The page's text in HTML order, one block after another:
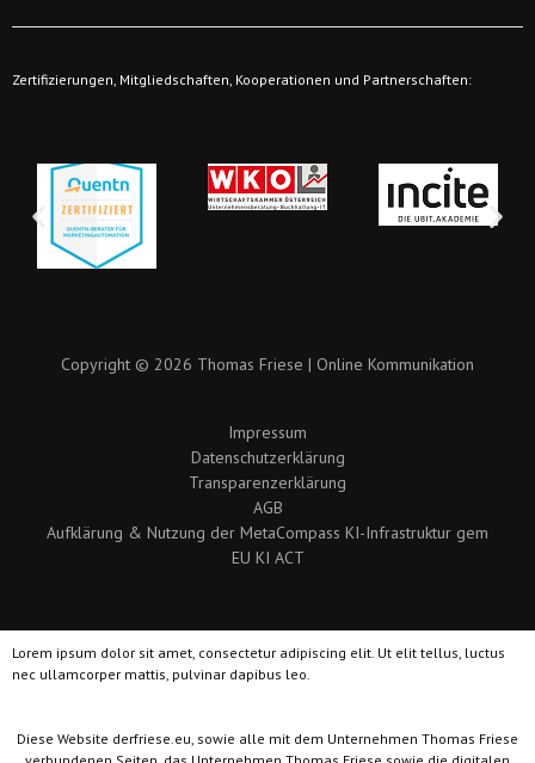
Zertifizierungen, Mitgliedschaften, Kooperationen und Partnerschaften:
Copyright © 2026 Thomas Friese | Online Kommunikation
Impressum
Datenschutzerklärung
Transparenzerklärung
AGB
Aufklärung & Nutzung der MetaCompass KI-Infrastruktur gem
EU KI ACT
Lorem ipsum dolor sit amet, consectetur adipiscing elit. Ut elit tellus, luctus
nec ullamcorper mattis, pulvinar dapibus leo.
Diese Website derfriese.eu, sowie alle mit dem Unternehmen Thomas Friese